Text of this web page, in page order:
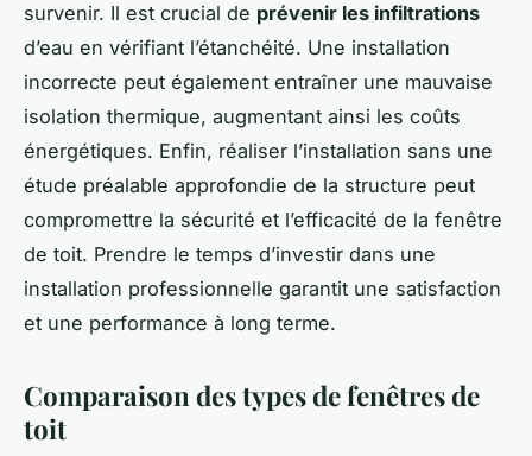
survenir. Il est crucial de prévenir les infiltrations
d’eau en vérifiant l’étanchéité. Une installation
incorrecte peut également entraîner une mauvaise
isolation thermique, augmentant ainsi les coûts
énergétiques. Enfin, réaliser l’installation sans une
étude préalable approfondie de la structure peut
compromettre la sécurité et l’efficacité de la fenêtre
de toit. Prendre le temps d’investir dans une
installation professionnelle garantit une satisfaction
et une performance à long terme.
Comparaison des types de fenêtres de
toit